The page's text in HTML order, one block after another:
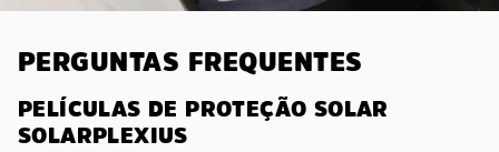
PERGUNTAS FREQUENTES
PELÍCULAS DE PROTEÇÃO SOLAR
SOLARPLEXIUS